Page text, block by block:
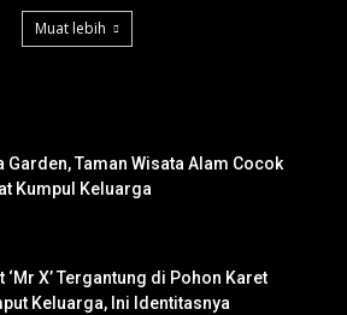
Muat lebih
Garden, Taman Wisata Alam Cocok
Kumpul Keluarga
‘Mr X’ Tergantung di Pohon Karet
Keluarga, Ini Identitasnya